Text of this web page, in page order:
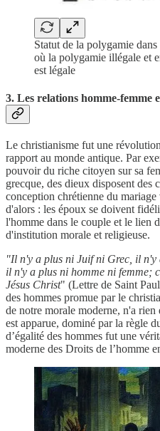
Statut de la polygamie
où la polygamie illégale et
est légale
3. Les relations homme-femme
Le christianisme fut une
rapport au monde antique. Par
pouvoir du riche citoyen sur sa
grecque, des dieux disposent des
conception chrétienne du
d'alors : les époux se doivent
l'homme dans le couple et le lien
d'institution morale et religieuse.
"Il n'y a plus ni Juif ni Grec, il n'y
il n'y a plus ni homme ni femme;
Jésus Christ" (Lettre de Saint
des hommes promue par le
de notre morale moderne, n'a
est apparue, dominé par la règle
d’égalité des hommes fut une
moderne des Droits de l’homme